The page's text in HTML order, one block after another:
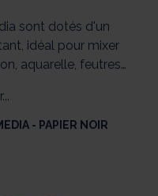
sont dotés d'un
idéal pour mixer
aquarelle, feutres…
- PAPIER NOIR